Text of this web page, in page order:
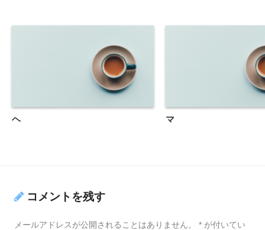
ヘ マ
コメントを残す
メールアドレスが公開されることはありません。 * が付いてい